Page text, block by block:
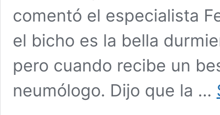
comentó el especialista
el bicho es la bella
pero cuando recibe un
neumólogo. Dijo que la …